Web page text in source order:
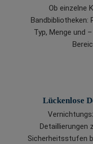
Ob einzelne
Bandbibliotheken:
Typ, Menge und
Lückenlose
Detaillierungen
Sicherheitsstufen